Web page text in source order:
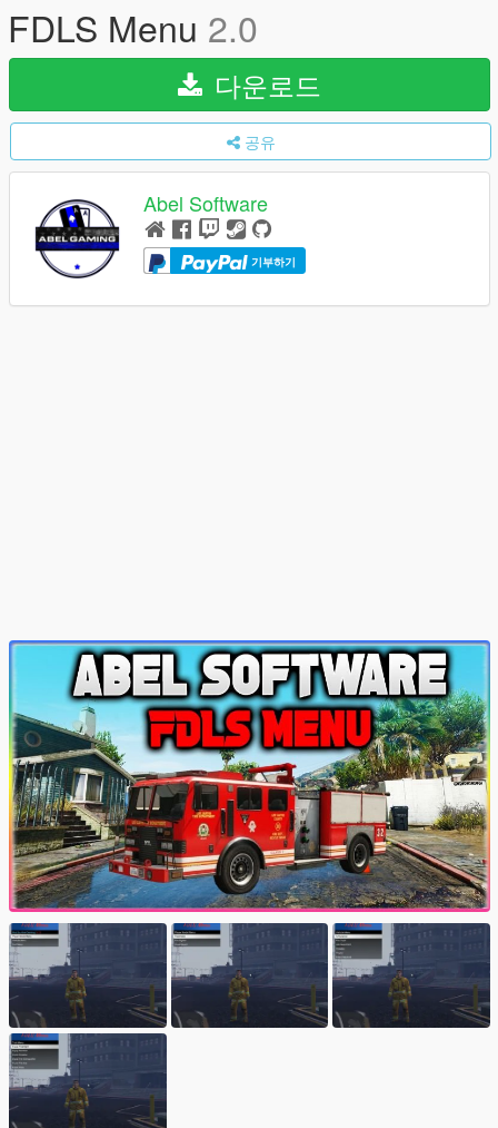
FDLS Menu 2.0
다운로드
공유
Abel Software
기부하기